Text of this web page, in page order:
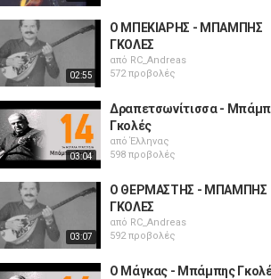
02:55
Ο ΜΠΕΚΙΑΡΗΣ - ΜΠΑΜΠΗΣ
ΓΚΟΛΕΣ
από RC_Andreas
572 προβολές
03:04
Δραπετσωνίτισσα -
Γκολές
απόΈλληνας
598 προβολές
03:07
Ο ΘΕΡΜΑΣΤΗΣ - ΜΠΑΜΠΗΣ
ΓΚΟΛΕΣ
από RC_Andreas
592 προβολές
Ο Μάγκας - Μπάμπης